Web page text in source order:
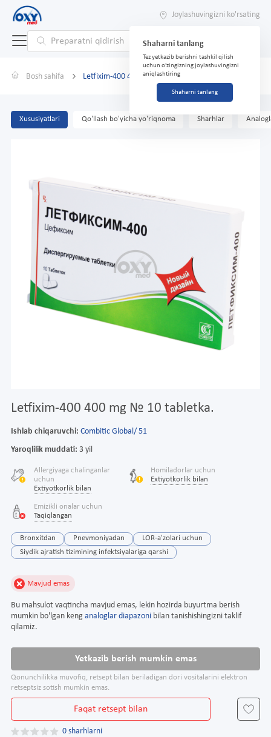
Joylashuvingizni ko'rsating
Shaharni tanlang
Tez yetkazib berishni tashkil qilish
uchun o'zingizning joylashuvingizni
aniqlashtiring
Shaharni tanlang
Bosh sahifa Letfixim-400 400 mg № 10 tabletka.
Xususiyatlari Qo'llash bo'yicha yo'riqnoma Sharhlar
Letfixim-400 400 mg № 10 tabletka.
Ishlab chiqaruvchi: Combitic Global/ 51
Yaroqlilik muddati: 3 yil
Allergiyaga chalinganlar
uchun
Extiyotkorlik bilan
Homiladorlar uchun
Extiyotkorlik bilan
Emizikli onalar uchun
Taqiqlangan
Bronxitdan Pnevmoniyadan
LOR-a'zolari uchun
Siydik ajratish tizimining infektsiyalariga qarshi
Mavjud emas
Bu mahsulot vaqtincha mavjud emas, lekin hozirda buyurtma berish
mumkin bo'lgan keng analoglar diapazoni bilan tanishishingizni taklif
qilamiz.
Yetkazib berish mumkin emas
Qonunchilikka muvofiq, retsept bilan beriladigan dori vositalarini elektron
retseptsiz sotish mumkin emas.
Faqat retsept bilan
0 sharhlarni